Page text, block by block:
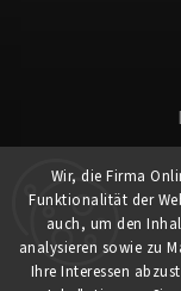
Wir, die Firma
Funktionalität der
auch, um den
analysieren sowie zu
Ihre Interessen